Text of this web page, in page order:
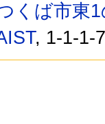
くば市東
, 1-1-1-